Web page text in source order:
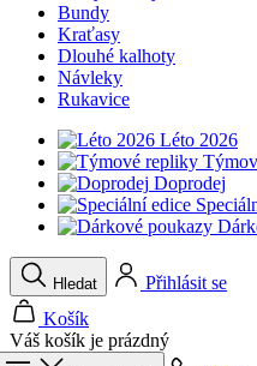
Bundy
Kraťasy
Dlouhé kalhoty
Návleky
Rukavice
Léto 2026
Doprodej
Hledat
Přihlásit se
Košík
Váš košík je prázdný
product[40001949]
product[40001947]
product[40001960]
product[24054]
product[40001944]
product[40001876]
product[40001948]
product[40001875]